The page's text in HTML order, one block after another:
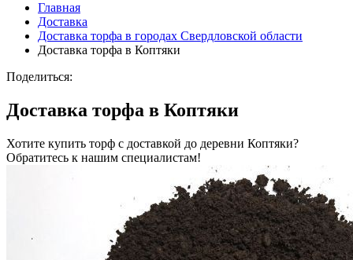
Главная
Доставка
Доставка торфа в городах Свердловской области
Доставка торфа в Коптяки
Поделиться:
Доставка торфа в Коптяки
Хотите купить торф с доставкой до деревни Коптяки?
Обратитесь к нашим специалистам!